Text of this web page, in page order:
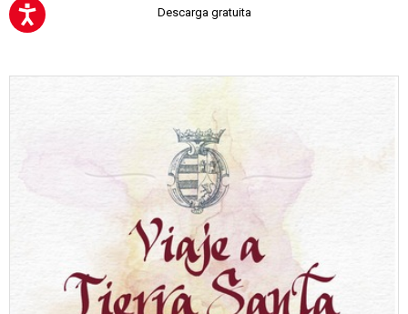
Descarga gratuita